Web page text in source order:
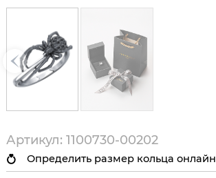
Артикул: 1100730-00202
Определить размер кольца онлайн